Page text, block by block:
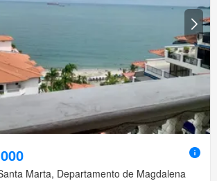
Marta, Departamento de Magdalena